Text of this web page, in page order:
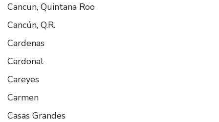
Cancun, Quintana Roo
Cancún, Q.R.
Cardenas
Cardonal
Careyes
Carmen
Casas Grandes